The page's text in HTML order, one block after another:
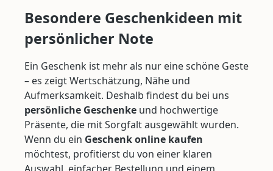
Besondere Geschenkideen mit
persönlicher Note
Ein Geschenk ist mehr als nur eine schöne Geste
– es zeigt Wertschätzung, Nähe und
Aufmerksamkeit. Deshalb findest du bei uns
persönliche Geschenke und hochwertige
Präsente, die mit Sorgfalt ausgewählt wurden.
Wenn du ein Geschenk online kaufen
möchtest, profitierst du von einer klaren